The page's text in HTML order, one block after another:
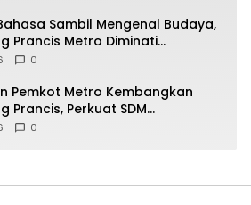
Sambil Mengenal Budaya,
Prancis Metro Diminati
0
Pemkot Metro Kembangkan
Prancis, Perkuat SDM
Internasional
0